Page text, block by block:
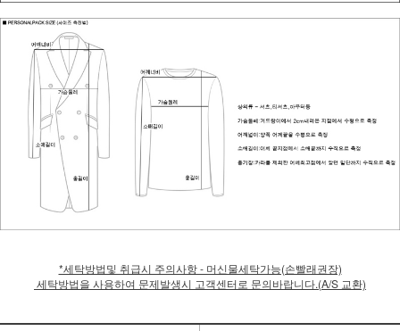
*세탁방법및 취급시 주의사항 - 머신물세탁가능(손빨래권장)
세탁방법을 사용하여 문제발생시 고객센터로 문의바랍니다.(A/S 교환)